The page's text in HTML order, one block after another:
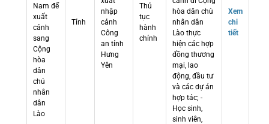
Nam để
xuất
cảnh
sang
Cộng
hòa
dân
chủ
nhân
dân
Lào
Tỉnh
nhập
cảnh
Công
an tỉnh
Hưng
Yên
Thủ
tục
hành
chính
hòa dân chù
nhân dân
Lào thực
hiện các hợp
đồng thương
mại, lao
động, đầu tư
và các dự án
hợp tác; -
Học sinh,
sinh viên,
Xem
chi
tiết